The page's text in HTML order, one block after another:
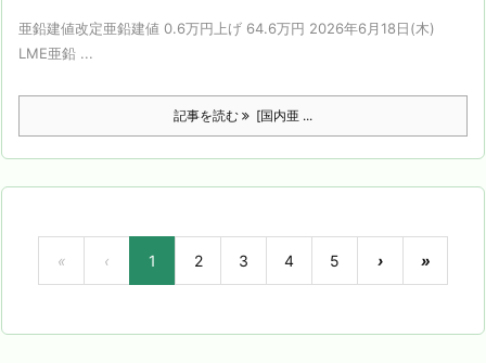
亜鉛建値改定亜鉛建値 0.6万円上げ 64.6万円 2026年6月18日(木)
LME亜鉛 ...
記事を読む [国内亜 ...
« ‹ 1 2 3 4 5 › »